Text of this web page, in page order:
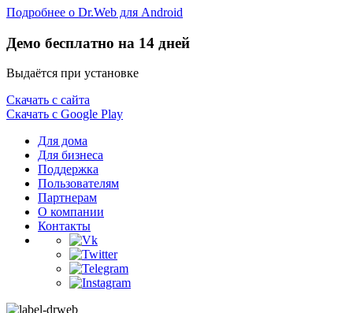
Подробнее о Dr.Web для Android
Демо бесплатно на 14 дней
Выдаётся при установке
Скачать с сайта
Скачать с Google Play
Для дома
Для бизнеса
Поддержка
Пользователям
Партнерам
О компании
Контакты